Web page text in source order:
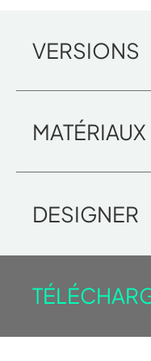
VERSIONS
MATÉRIAUX
DESIGNER
Vous devez être